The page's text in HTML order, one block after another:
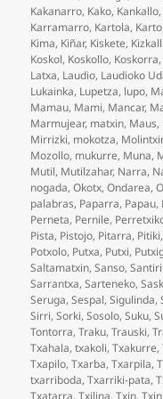
Kakanarro, Kako, Kankallo,
Karramarro, Kartola,
Kima, Kiñar, Kiskete,
Koskol, Koskollo, Koskorra,
Latxa, Laudio, Laudioko
Lukainka, Lupetza, lupo,
Mamau, Mami, Mancar,
Marmujear, matxin, Maus,
Mirrizki, mokotza,
Mozollo, mukurre, Muna,
Mutil, Mutilzahar, Narra,
nogada,Okotx,Ondarea,
palabras, Paparra, Papau,
Perneta, Pernile,
Pista, Pistojo, Pitarra, Pitiki,
Potxolo, Putxa, Putxi,
Saltamatxin,Sanso,
Sarrantxa,Sarteneko,
Seruga,Sespal,Sigulinda,
Sirri,Sorki,Sosolo,Suku,
Tontorra,Traku,Trauski,
Txahala,txakoli,Txakurre,
Txapilo,Txarba,Txarpila,
txarriboda,Txarriki-pata,
Txatarra,Txilina,Txin,